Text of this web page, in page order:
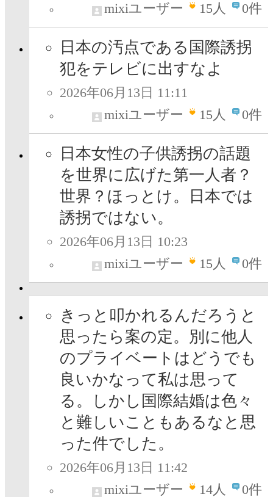
mixiユーザー
15人 0件
日本の汚点である国際誘拐
犯をテレビに出すなよ
2026年06月13日 11:11
mixiユーザー
15人 0件
日本女性の子供誘拐の話題
を世界に広げた第一人者？
世界？ほっとけ。日本では
誘拐ではない。
2026年06月13日 10:23
mixiユーザー
15人 0件
きっと叩かれるんだろうと
思ったら案の定。別に他人
のプライベートはどうでも
良いかなって私は思って
る。しかし国際結婚は色々
と難しいこともあるなと思
った件でした。
2026年06月13日 11:42
mixiユーザー
14人 0件